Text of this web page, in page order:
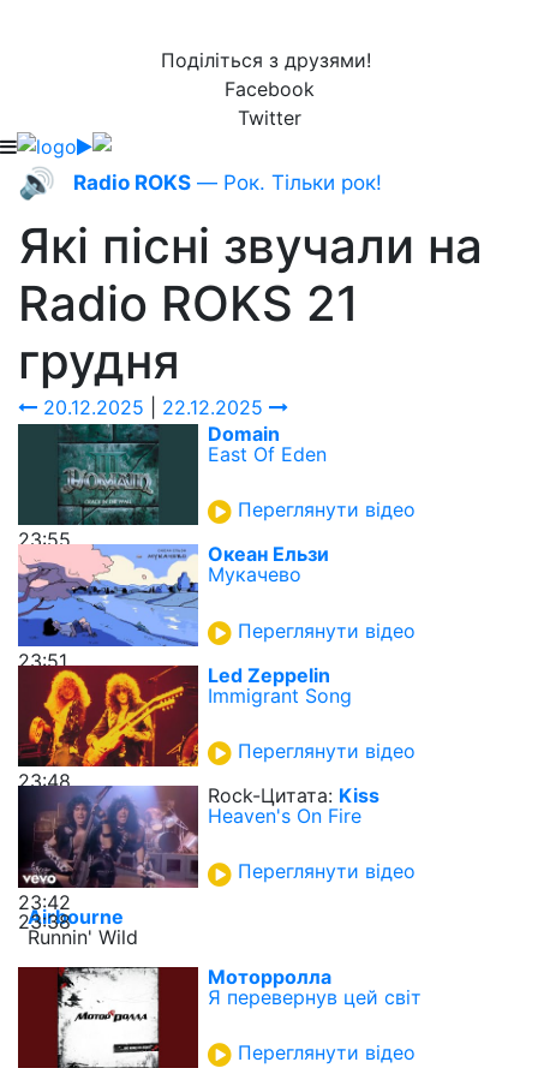
Поділіться з друзями!
Facebook
Twitter
🔊 Radio ROKS — Рок. Тільки рок!
Які пісні звучали на
Radio ROKS 21
грудня
20.12.2025 22.12.2025
23:55
Domain
East Of Eden
Переглянути відео
23:51
Океан Ельзи
Мукачево
Переглянути відео
23:48
Led Zeppelin
Immigrant Song
Переглянути відео
23:42
Rock-Цитата: Kiss
Heaven's On Fire
Переглянути відео
23:38
Airbourne
Runnin' Wild
Моторролла
Я перевернув цей світ
Переглянути відео